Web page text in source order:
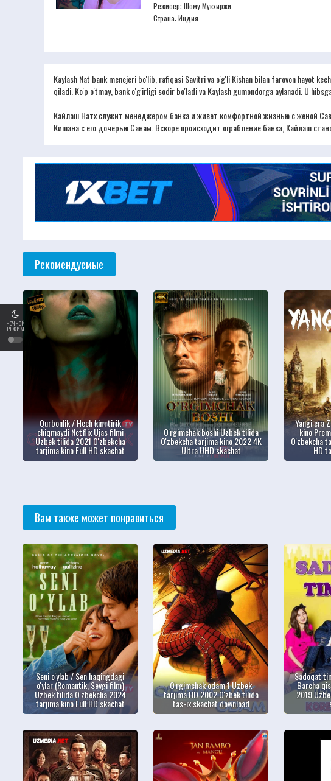
НОЧНОЙ
РЕЖИМ
Режисер: Шому Мукхиржи
Страна: Индия
Kaylash Nat bank menejeri bo'lib, rafiqasi Savitri va o'g'li Kishan bilan farovon hayot
qiladi. Ko'p o'tmay, bank o'g'irligi sodir bo'ladi va Kaylash gumondorga aylanadi. U
Кайлаш Натх служит менеджером банка и живет комфортной жизнью с женой
Кишана с его дочерью Санам. Вскоре происходит ограбление банка, Кайлаш
Рекомендуемые
Qurbonlik / Hech kim tirik
chiqmaydi Netflix Ujas filmi
Uzbek tilida 2021 O'zbekcha
tarjima kino Full HD skachat
O'rgimchak boshi Uzbek tilida
O'zbekcha tarjima kino 2022 4K
Ultra UHD skachat
Yangi era
kino
O'zbekcha
HD
Вам также может понравиться
Seni o'ylab / Sen haqingdagi
o'ylar (Romantik, Sevgi film)
Uzbek tilida O'zbekcha 2024
tarjima kino Full HD skachat
O'rgimchak odam 1 Uzbek
tarjima HD 2002 O'zbek tilida
tas-ix skachat download
Sadoqat
Barcha
2019